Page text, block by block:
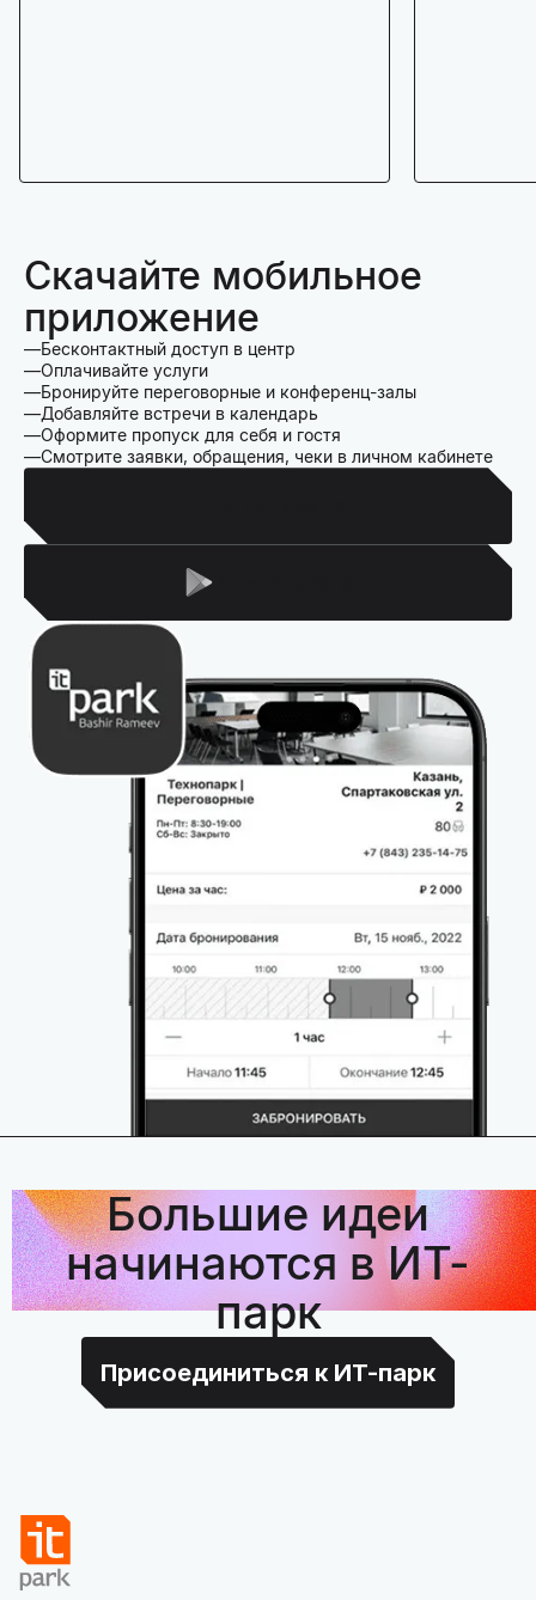
Скачайте мобильное
приложение
Бесконтактный доступ в центр
Оплачивайте услуги
Бронируйте переговорные и конференц-залы
Добавляйте встречи в календарь
Оформите пропуск для себя и гостя
Смотрите заявки, обращения, чеки в личном кабинете
Большие идеи
начинаются в ИТ-
парк
Присоединиться к ИТ-парк